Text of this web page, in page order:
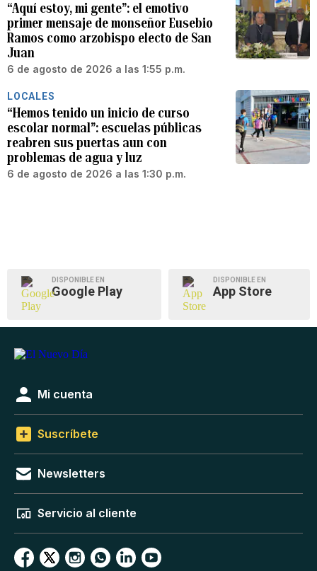
“Aquí estoy, mi gente”: el emotivo
primer mensaje de monseñor Eusebio
Ramos como arzobispo electo de San
Juan
6 de agosto de 2026 a las 1:55 p.m.
LOCALES
“Hemos tenido un inicio de curso
escolar normal”: escuelas públicas
reabren sus puertas aun con
problemas de agua y luz
6 de agosto de 2026 a las 1:30 p.m.
DISPONIBLE EN
Google Play
DISPONIBLE EN
App Store
Mi cuenta
Suscríbete
Newsletters
Servicio al cliente